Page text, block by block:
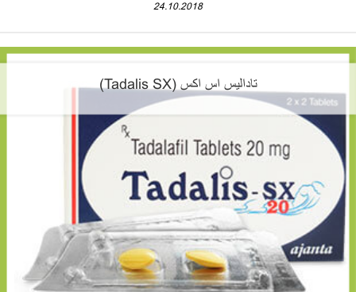
24.10.2018
تاداليس اس اكس (Tadalis SX)